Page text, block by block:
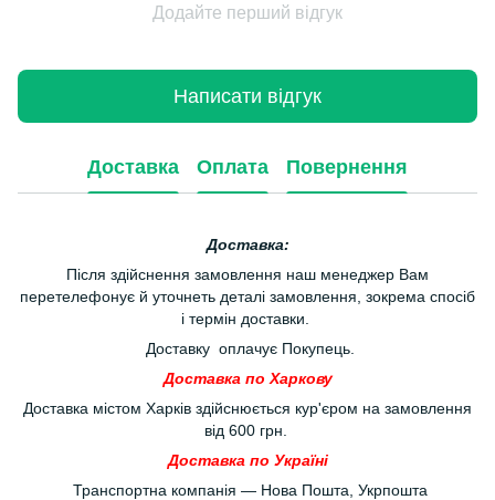
Додайте перший відгук
Написати відгук
Доставка Оплата Повернення
Доставка:
Після здійснення замовлення наш менеджер Вам
перетелефонує й уточнеть деталі замовлення, зокрема спосіб
і термін доставки.
Доставку оплачує Покупець.
Доставка по Харкову
Доставка містом Харків здійснюється кур'єром на замовлення
від 600 грн.
Доставка по Україні
Транспортна компанія — Нова Пошта, Укрпошта